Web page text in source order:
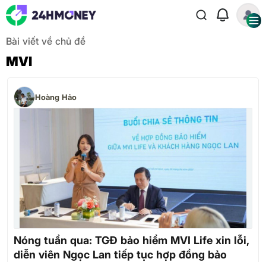
Bài viết về chủ đề
MVI
Hoàng Hảo
Nóng tuần qua: TGĐ bảo hiểm MVI Life xin lỗi,
diễn viên Ngọc Lan tiếp tục hợp đồng bảo